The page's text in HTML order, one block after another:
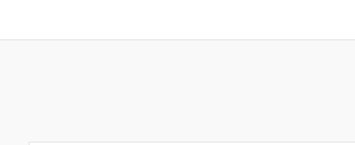
Купить в 1 клик
К сравнению